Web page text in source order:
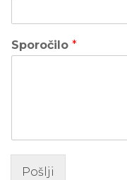
Sporočilo *
Pošlji